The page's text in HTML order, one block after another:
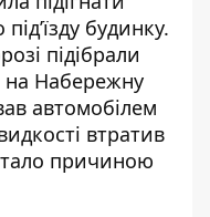
будинку.
підібрали
на Набережну
автомобілем
втратив
причиною